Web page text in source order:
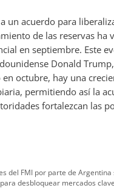
un acuerdo para
de las reservas
en septiembre. Este
Donald
octubre, hay una
permitiendo así la
fortalezcan las
del FMI por parte de
desbloquear mercados